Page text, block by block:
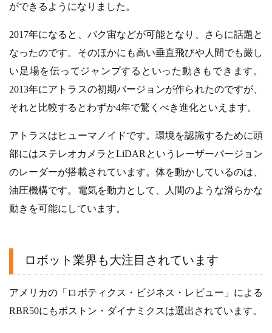
ができるようになりました。
2017年になると、バク宙などが可能となり、さらに話題と
なったのです。そのほかにも高い垂直飛びや人間でも厳し
い足場を伝ってジャンプするといった動きもできます。
2013年にアトラスの初期バージョンが作られたのですが、
それと比較するとわずか4年で驚くべき進化といえます。
アトラスはヒューマノイドです。環境を認識するために頭
部にはステレオカメラとLiDARというレーザーバージョン
のレーダーが搭載されています。体を動かしているのは、
油圧機構です。電気を動力として、人間のような滑らかな
動きを可能にしています。
ロボット業界も大注目されています
アメリカの「ロボティクス・ビジネス・レビュー」による
RBR50にもボストン・ダイナミクスは選出されています。